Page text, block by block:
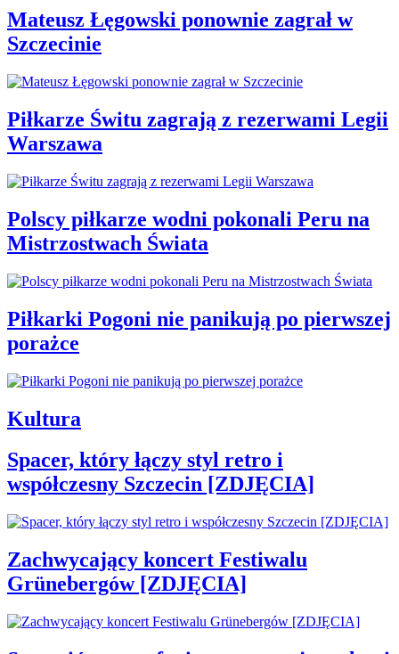
Mateusz Łęgowski ponownie zagrał w
Szczecinie
Piłkarze Świtu zagrają z rezerwami Legii
Warszawa
Polscy piłkarze wodni pokonali Peru na
Mistrzostwach Świata
Piłkarki Pogoni nie panikują po pierwszej
porażce
Kultura
Spacer, który łączy styl retro i
współczesny Szczecin [ZDJĘCIA]
Zachwycający koncert Festiwalu
Grünebergów [ZDJĘCIA]